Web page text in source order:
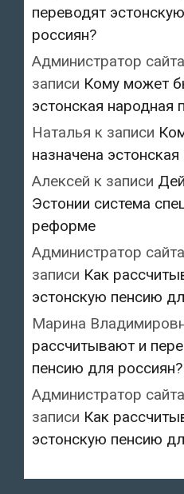
переводят
россиян?
Администратор
записи Кому может
эстонская народная
Наталья к записи
назначена
Алексей к записи
Эстонии система
реформе
Администратор
записи Как
эстонскую пенсию
Марина
рассчитывают и
пенсию для россиян?
Администратор
записи Как
эстонскую пенсию